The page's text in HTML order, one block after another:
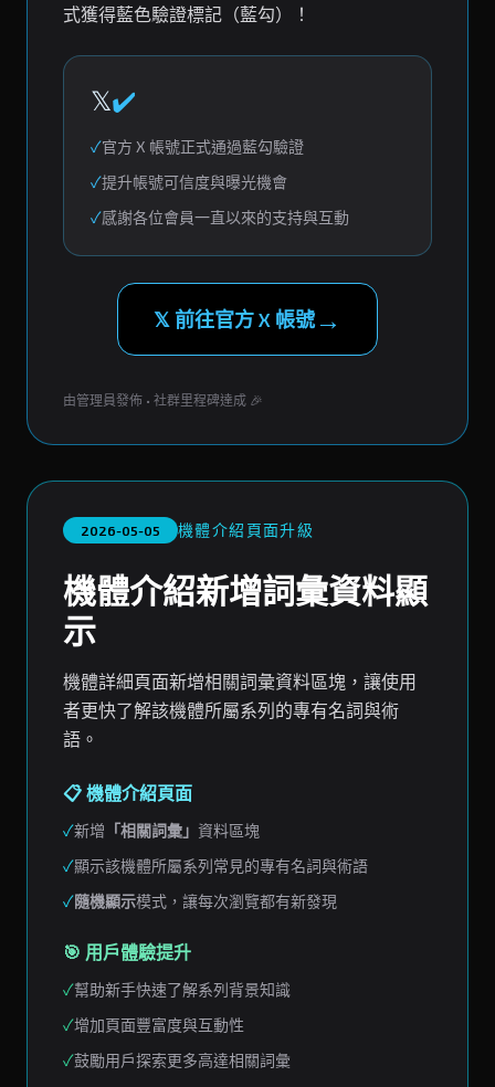
式獲得藍色驗證標記（藍勾）！
𝕏✔️
✓官方 X 帳號正式通過藍勾驗證
✓提升帳號可信度與曝光機會
✓感謝各位會員一直以來的支持與互動
𝕏 前往官方 X 帳號→
由管理員發佈 • 社群里程碑達成 🎉
2026-05-05 機體介紹頁面升級
機體介紹新增詞彙資料顯
示
機體詳細頁面新增相關詞彙資料區塊，讓使用
者更快了解該機體所屬系列的專有名詞與術
語。
📋 機體介紹頁面
✓新增 「相關詞彙」 資料區塊
✓顯示該機體所屬系列常見的專有名詞與術語
✓隨機顯示模式，讓每次瀏覽都有新發現
🎯 用戶體驗提升
✓幫助新手快速了解系列背景知識
✓增加頁面豐富度與互動性
✓鼓勵用戶探索更多高達相關詞彙